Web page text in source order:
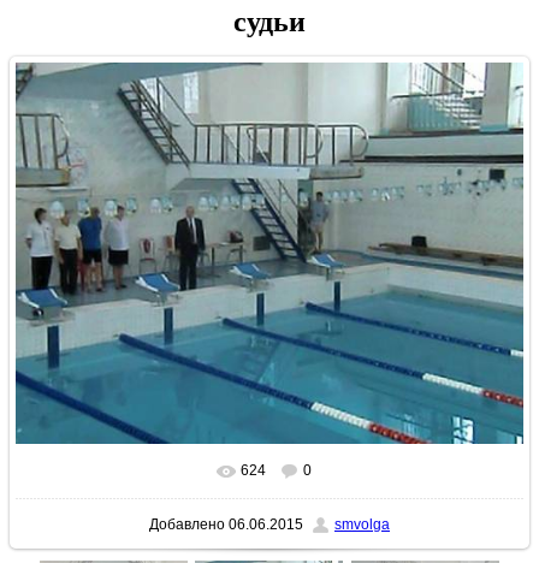
судьи
В реальном размере 640x480
624 0
Добавлено 06.06.2015 smvolga